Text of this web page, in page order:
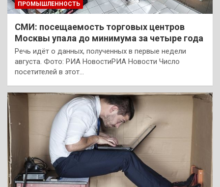
ПРОМЫШЛЕННОСТЬ
СМИ: посещаемость торговых центров
Москвы упала до минимума за четыре года
Речь идёт о данных, полученных в первые недели
августа. Фото: РИА НовостиРИА Новости Число
посетителей в этот…